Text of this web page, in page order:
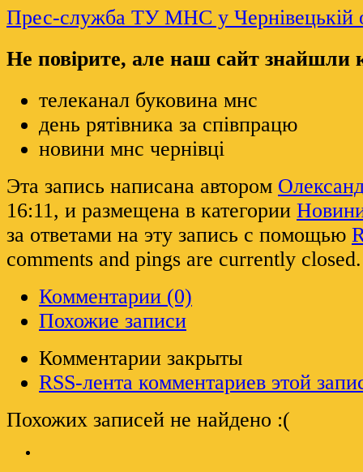
Прес-служба ТУ МНС у Чернівецькій
Не повірите, але наш сайт
телеканал буковина мнс
день рятівника за співпрацю
новини мнс чернівці
Эта запись написана автором
16:11, и размещена в категории
за ответами на эту запись с помощью
comments and pings are currently closed.
Комментарии (0)
Похожие записи
Комментарии закрыты
RSS-лента комментариев этой
Похожих записей не найдено :(